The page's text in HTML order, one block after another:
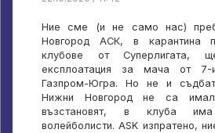
Ние сме (и не само нас)
Новгород АСК, в карантина
клубове от
експлоатация за мача от
Газпром-Югра. Но не и
Нижни Новгород не са
възстановят, в клуба
волейболисти. ASK изпратено,